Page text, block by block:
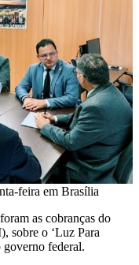
feira em Brasília
as cobranças do
sobre o ‘Luz Para
governo federal.